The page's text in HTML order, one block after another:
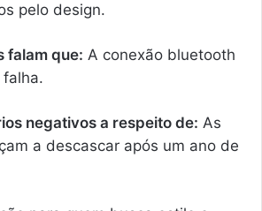
pelo design.
falam que: A conexão bluetooth
negativos a respeito de: As
a descascar após um ano de